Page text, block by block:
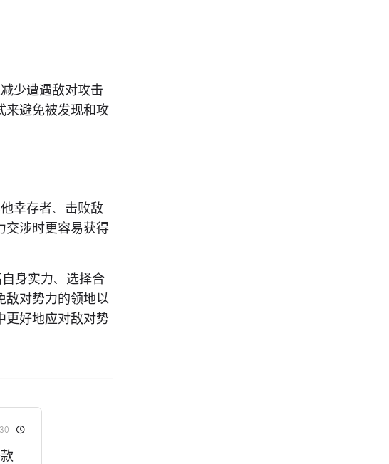
少遭遇敌对攻击
来避免被发现和攻
幸存者、击败敌
交涉时更容易获得
身实力、选择合
敌对势力的领地以
更好地应对敌对势